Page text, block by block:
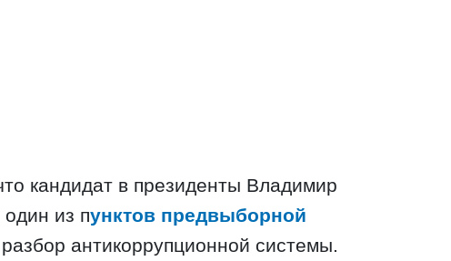
кандидат в президенты Владимир
один из пунктов предвыборной
разбор антикоррупционной системы.